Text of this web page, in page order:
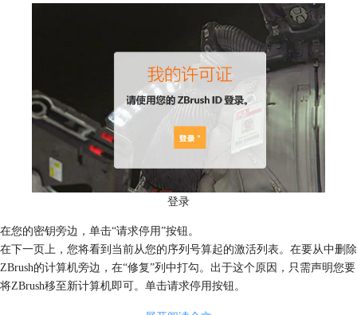
登录
在您的密钥旁边，单击“请求停用”按钮。
在下一页上，您将看到当前从您的序列号算起的激活列表。在要从中删除
ZBrush的计算机旁边，在“修复”列中打勾。出于这个原因，只需声明您要
将ZBrush移至新计算机即可。单击请求停用按钮。